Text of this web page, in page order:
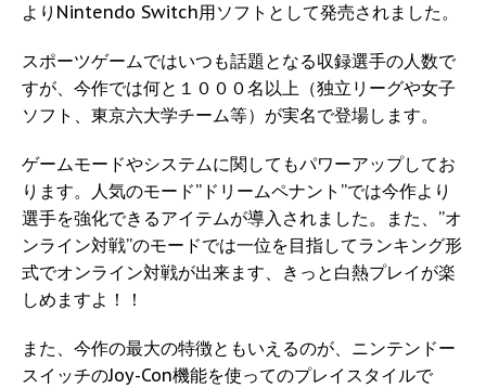
よりNintendo Switch用ソフトとして発売されました。
スポーツゲームではいつも話題となる収録選手の人数で
すが、今作では何と１０００名以上（独立リーグや女子
ソフト、東京六大学チーム等）が実名で登場します。
ゲームモードやシステムに関してもパワーアップしてお
ります。人気のモード”ドリームペナント”では今作より
選手を強化できるアイテムが導入されました。また、”オ
ンライン対戦”のモードでは一位を目指してランキング形
式でオンライン対戦が出来ます、きっと白熱プレイが楽
しめますよ！！
また、今作の最大の特徴ともいえるのが、ニンテンドー
スイッチのJoy-Con機能を使ってのプレイスタイルで